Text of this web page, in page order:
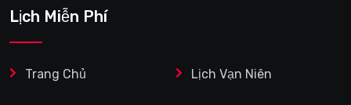
Lịch Miễn Phí
Trang Chủ Lịch Vạn Niên